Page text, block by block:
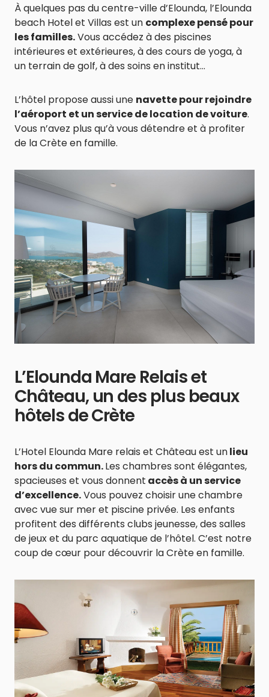
À quelques pas du centre-ville d’Elounda, l’Elounda
beach Hotel et Villas est un complexe pensé pour
les familles.Vous accédez à des piscines
intérieures et extérieures, à des cours de yoga, à
un terrain de golf, à des soins en institut…
L’hôtel propose aussi une navette pour rejoindre
l’aéroport et un service de location de voiture.
Vous n’avez plus qu’à vous détendre et à profiter
de la Crète en famille.
L’Elounda Mare Relais et
Château, un des plus beaux
hôtels de Crète
L’Hotel Elounda Mare relais et Château est unlieu
hors du commun.Les chambres sont élégantes,
spacieuses et vous donnent accès à un service
d’excellence.Vous pouvez choisir une chambre
avec vue sur mer et piscine privée. Les enfants
profitent des différents clubs jeunesse, des salles
de jeux et du parc aquatique de l’hôtel. C’est notre
coup de cœur pour découvrir la Crète en famille.